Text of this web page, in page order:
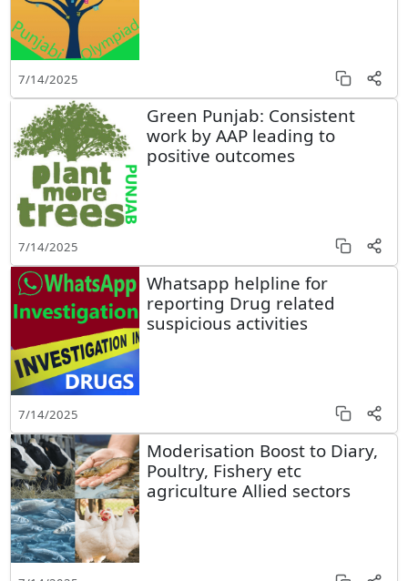
7/14/2025
Green Punjab: Consistent
work by AAP leading to
positive outcomes
7/14/2025
Whatsapp helpline for
reporting Drug related
suspicious activities
7/14/2025
Moderisation Boost to Diary,
Poultry, Fishery etc
agriculture Allied sectors